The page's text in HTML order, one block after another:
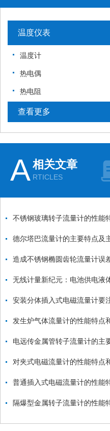
温度仪表
温度计
热电偶
热电阻
查看更多
A相关文章
RTICLES